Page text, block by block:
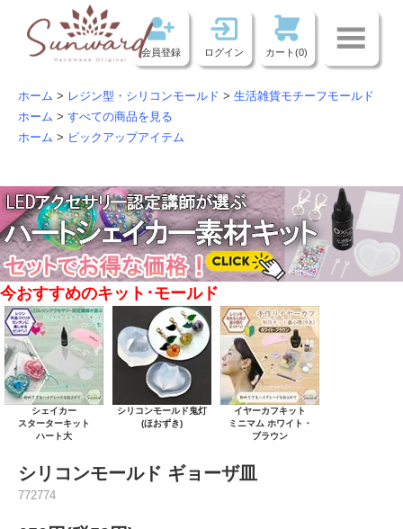
会員登録 ログイン カート(0)
ホーム > レジン型・シリコンモールド > 生活雑貨モチーフモールド
ホーム > すべての商品を見る
ホーム > ピックアップアイテム
今おすすめのキット･モールド
シェイカー
スターターキット
ハート大
シリコンモールド鬼灯
(ほおずき)
イヤーカフキット
ミニマム ホワイト・
ブラウン
シリコンモールド ギョーザ皿
772774